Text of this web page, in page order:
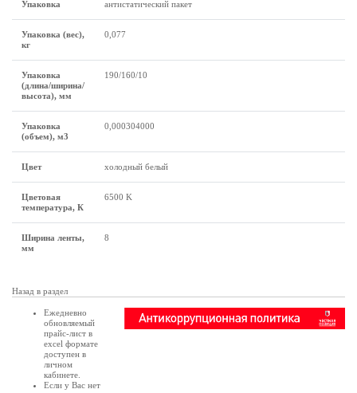
Упаковка антистатический пакет
Упаковка (вес),
кг
0,077
Упаковка
(длина/ширина/
высота), мм
190/160/10
Упаковка
(объем), м3
0,000304000
Цвет холодный белый
Цветовая
температура, К
6500 K
Ширина ленты,
мм
8
Назад в раздел
Ежедневно
обновляемый
прайс-лист в
excel формате
доступен в
личном
кабинете
Если у Вас нет